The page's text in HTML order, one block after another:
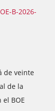
B-2026-
de veinte
de la
BOE